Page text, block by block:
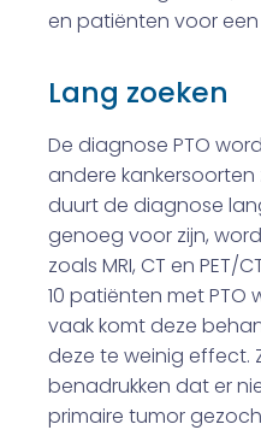
en patiënten voor
Lang zoeken
De diagnose PTO
andere
duurt de diagnose
genoeg voor zijn,
zoals MRI, CT en
10 patiënten met
vaak komt deze
deze te weinig effect.
benadrukken dat er
primaire tumor